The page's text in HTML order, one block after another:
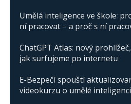
Umělá inteligence ve škole:
ní pracovat – a proč s ní
ChatGPT Atlas: nový
jak surfujeme po internetu
E-Bezpečí spouští
videokurzu o umělé